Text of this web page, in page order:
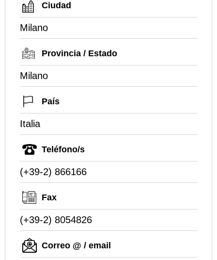
Ciudad
Milano
Provincia / Estado
Milano
País
Italia
Teléfono/s
(+39-2) 866166
Fax
(+39-2) 8054826
Correo @ / email